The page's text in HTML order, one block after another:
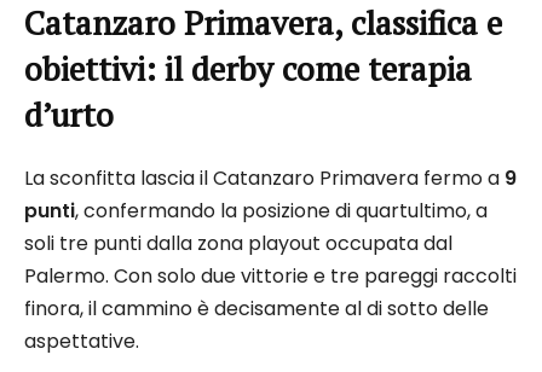
Catanzaro Primavera, classifica e
obiettivi: il derby come terapia
d’urto
La sconfitta lascia il Catanzaro Primavera fermo a 9
punti, confermando la posizione di quartultimo, a
soli tre punti dalla zona playout occupata dal
Palermo. Con solo due vittorie e tre pareggi raccolti
finora, il cammino è decisamente al di sotto delle
aspettative.